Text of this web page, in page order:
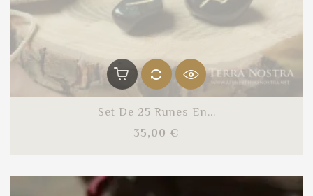
Set De 25 Runes En...
35,00 €